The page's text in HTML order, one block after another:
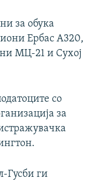
за обука
Ербас А320,
МЦ-21 и Сухој
со
за
Гусби ги